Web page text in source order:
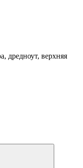
дредноут, верхняя